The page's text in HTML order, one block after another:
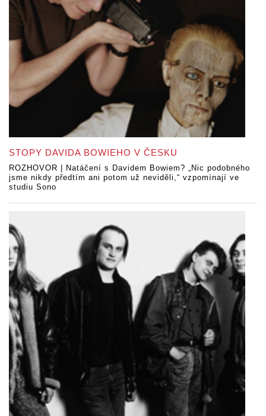
STOPY DAVIDA BOWIEHO V ČESKU
ROZHOVOR | Natáčení s Davidem Bowiem? „Nic podobného
jsme nikdy předtím ani potom už neviděli,“ vzpomínají ve
studiu Sono